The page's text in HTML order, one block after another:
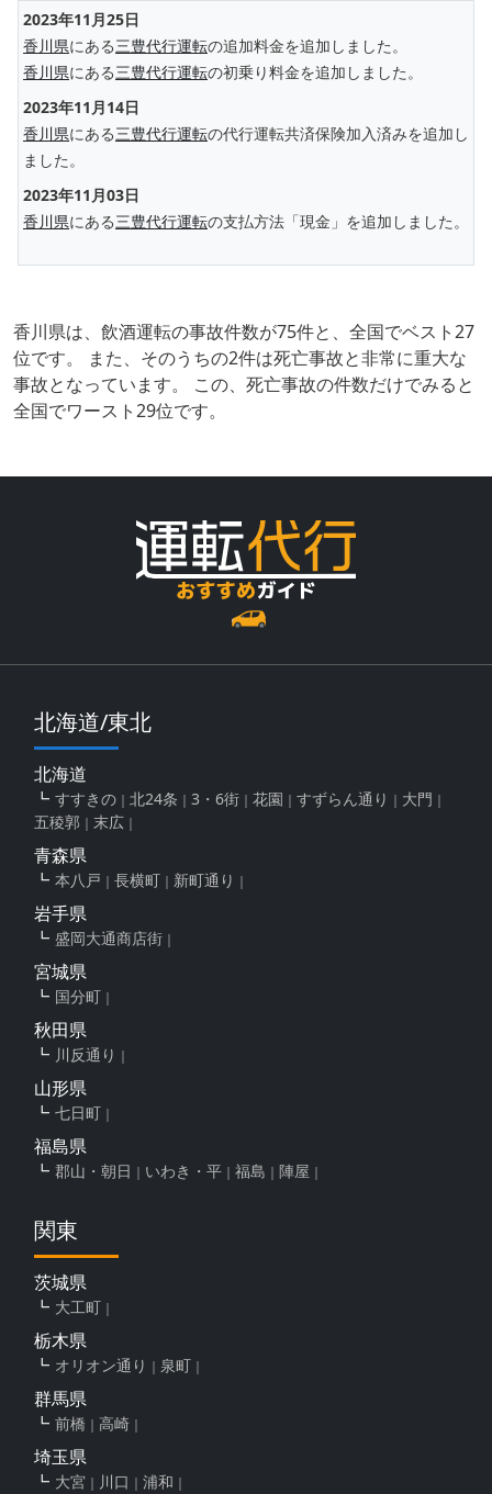
2023年11月25日
香川県にある三豊代行運転の追加料金を追加しました。
香川県にある三豊代行運転の初乗り料金を追加しました。
2023年11月14日
香川県にある三豊代行運転の代行運転共済保険加入済みを追加し
ました。
2023年11月03日
香川県にある三豊代行運転の支払方法「現金」を追加しました。
香川県は、飲酒運転の事故件数が75件と、全国でベスト27
位です。 また、そのうちの2件は死亡事故と非常に重大な
事故となっています。 この、死亡事故の件数だけでみると
全国でワースト29位です。
北海道/東北
北海道
すすきの 北24条 3・6街 花園 すずらん通り
大門
五稜郭
末広
青森県
本八戸 長横町 新町通り
岩手県
盛岡大通商店街
宮城県
国分町
秋田県
川反通り
山形県
七日町
福島県
郡山・朝日 いわき・平 福島 陣屋
関東
茨城県
大工町
栃木県
オリオン通り 泉町
群馬県
前橋 高崎
埼玉県
大宮 川口 浦和